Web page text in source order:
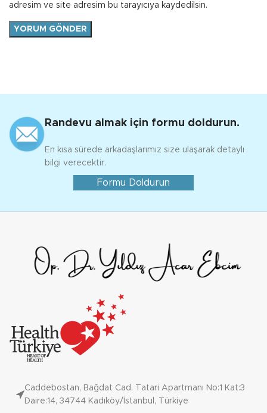
adresim ve site adresim bu tarayıcıya kaydedilsin.
Randevu almak için formu doldurun.
En kısa sürede arkadaşlarımız size ulaşarak detaylı
bilgi verecektir.
Formu Doldurun
Caddebostan, Bağdat Cad. Tatari Apartmanı No:1 Kat:3
Daire:14, 34744 Kadıköy/İstanbul, Türkiye